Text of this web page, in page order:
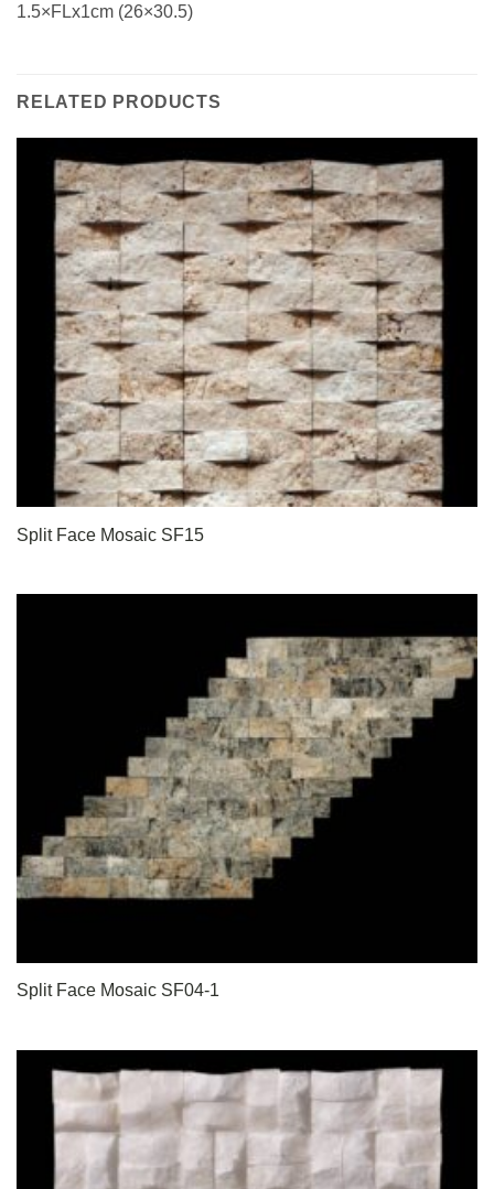
1.5×FLx1cm (26×30.5)
RELATED PRODUCTS
Split Face Mosaic SF15
Split Face Mosaic SF04-1